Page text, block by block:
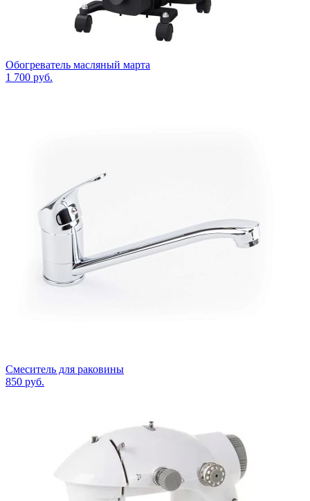
Обогреватель масляный марта
1 700 руб.
Смеситель для раковины
850 руб.